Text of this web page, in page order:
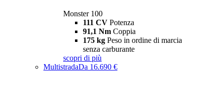
Monster 100
111 CV Potenza
91,1 Nm Coppia
175 kg Peso in ordine di marcia
senza carburante
scopri di più
MultistradaDa 16.690 €